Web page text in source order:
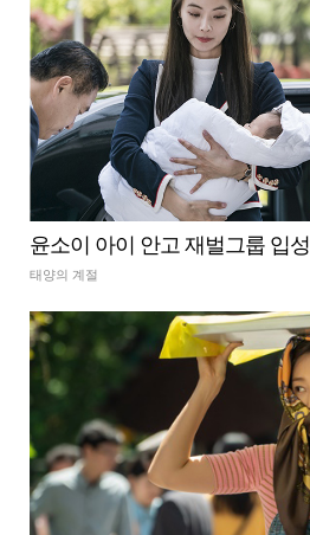
윤소이 아이 안고 재벌그룹 입성
태양의 계절